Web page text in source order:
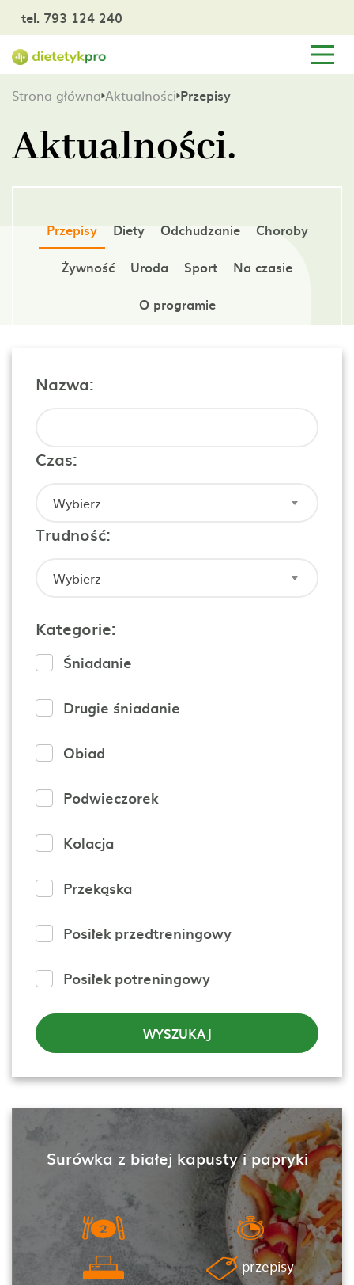
tel. 793 124 240
Strona główna Aktualności Przepisy
Aktualności.
Przepisy Diety Odchudzanie
Choroby
Żywność
Uroda Sport
Na czasie
O programie
Nazwa:
Czas:
Wybierz
Trudność:
Wybierz
Kategorie:
Śniadanie
Drugie śniadanie
Obiad
Podwieczorek
Kolacja
Przekąska
Posiłek przedtreningowy
Posiłek potreningowy
WYSZUKAJ
Surówka z białej kapusty i papryki
przepisy